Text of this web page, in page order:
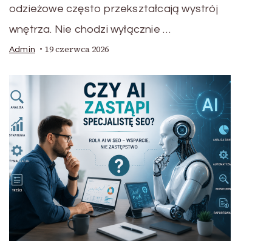
odzieżowe często przekształcają wystrój
wnętrza. Nie chodzi wyłącznie …
Admin 19 czerwca 2026